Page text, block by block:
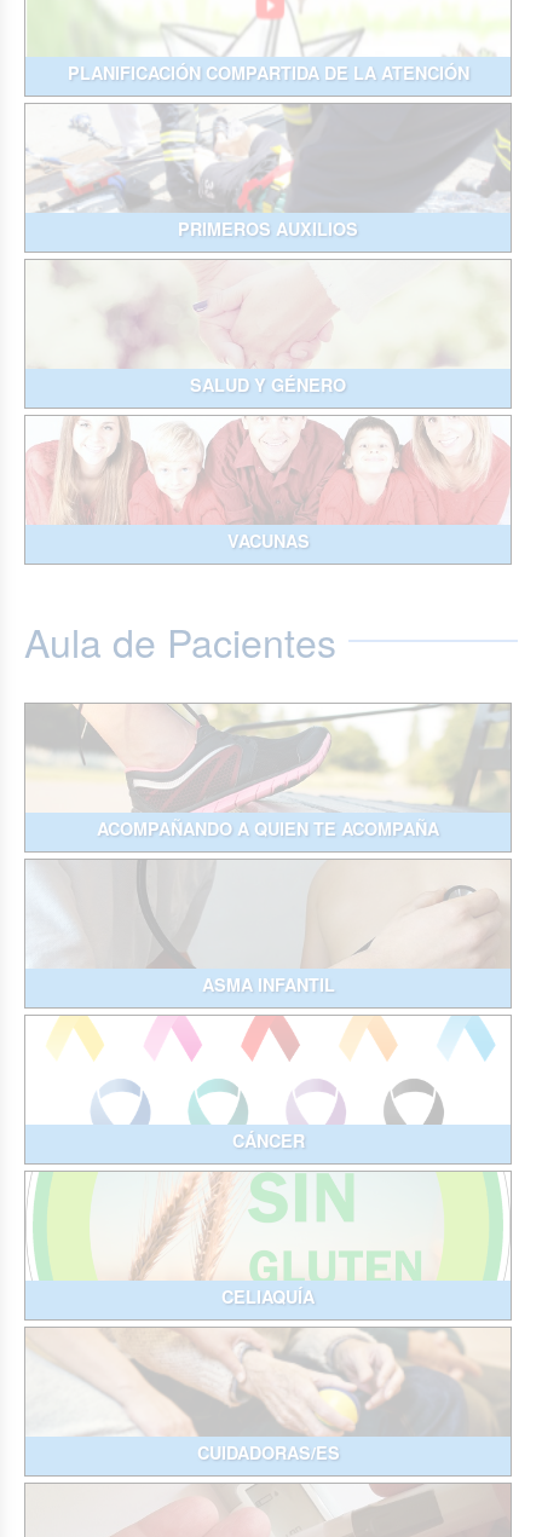
PLANIFICACIÓN COMPARTIDA DE LA ATENCIÓN
PRIMEROS AUXILIOS
SALUD Y GÉNERO
VACUNAS
Aula de Pacientes
ACOMPAÑANDO A QUIEN TE ACOMPAÑA
ASMA INFANTIL
CÁNCER
CELIAQUÍA
CUIDADORAS/ES